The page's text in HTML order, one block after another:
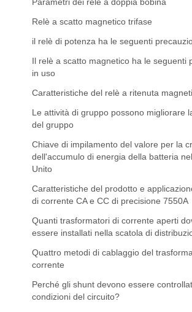
Relè a scatto magnetico trifase
il relè di potenza ha le seguenti
Il relè a scatto magnetico ha le seguenti
in uso
Caratteristiche del relè a ritenuta
Le attività di gruppo possono migliorare
del gruppo
Chiave di impilamento del valore per la
dell'accumulo di energia della batteria
Unito
Caratteristiche del prodotto e
di corrente CA e CC di precisione 7550A
Quanti trasformatori di corrente aperti
essere installati nella scatola di
Quattro metodi di cablaggio del
corrente
Perché gli shunt devono essere
condizioni del circuito?